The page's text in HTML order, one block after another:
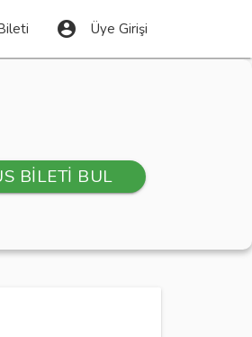
account_circle Üye Girişi
BİLETİ BUL